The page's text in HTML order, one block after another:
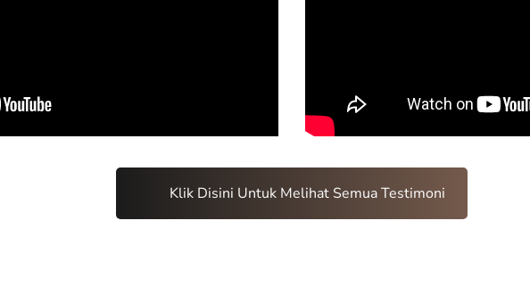
Klik Disini Untuk Melihat Semua Testimoni